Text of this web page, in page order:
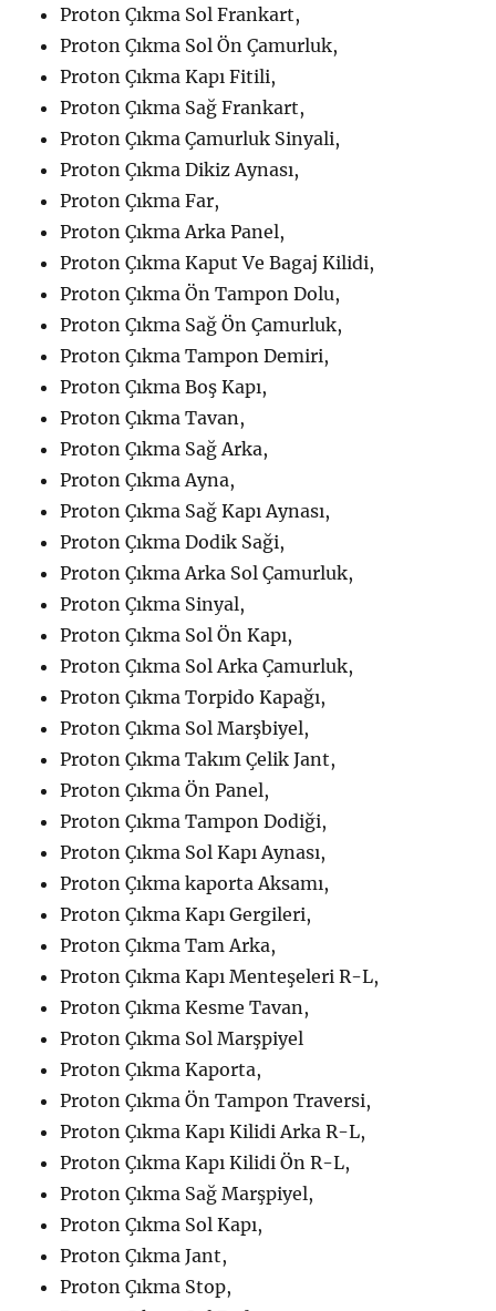
Proton Çıkma Sol Frankart,
Proton Çıkma Sol Ön Çamurluk,
Proton Çıkma Kapı Fitili,
Proton Çıkma Sağ Frankart,
Proton Çıkma Çamurluk Sinyali,
Proton Çıkma Dikiz Aynası,
Proton Çıkma Far,
Proton Çıkma Arka Panel,
Proton Çıkma Kaput Ve Bagaj Kilidi,
Proton Çıkma Ön Tampon Dolu,
Proton Çıkma Sağ Ön Çamurluk,
Proton Çıkma Tampon Demiri,
Proton Çıkma Boş Kapı,
Proton Çıkma Tavan,
Proton Çıkma Sağ Arka,
Proton Çıkma Ayna,
Proton Çıkma Sağ Kapı Aynası,
Proton Çıkma Dodik Saği,
Proton Çıkma Arka Sol Çamurluk,
Proton Çıkma Sinyal,
Proton Çıkma Sol Ön Kapı,
Proton Çıkma Sol Arka Çamurluk,
Proton Çıkma Torpido Kapağı,
Proton Çıkma Sol Marşbiyel,
Proton Çıkma Takım Çelik Jant,
Proton Çıkma Ön Panel,
Proton Çıkma Tampon Dodiği,
Proton Çıkma Sol Kapı Aynası,
Proton Çıkma kaporta Aksamı,
Proton Çıkma Kapı Gergileri,
Proton Çıkma Tam Arka,
Proton Çıkma Kapı Menteşeleri R-L,
Proton Çıkma Kesme Tavan,
Proton Çıkma Sol Marşpiyel
Proton Çıkma Kaporta,
Proton Çıkma Ön Tampon Traversi,
Proton Çıkma Kapı Kilidi Arka R-L,
Proton Çıkma Kapı Kilidi Ön R-L,
Proton Çıkma Sağ Marşpiyel,
Proton Çıkma Sol Kapı,
Proton Çıkma Jant,
Proton Çıkma Stop,